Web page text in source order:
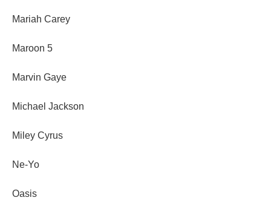
Mariah Carey
Maroon 5
Marvin Gaye
Michael Jackson
Miley Cyrus
Ne-Yo
Oasis